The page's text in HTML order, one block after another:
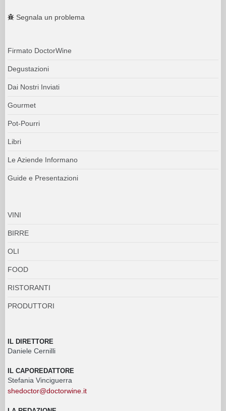
Segnala un problema
Firmato DoctorWine
Degustazioni
Dai Nostri Inviati
Gourmet
Pot-Pourri
Libri
Le Aziende Informano
Guide e Presentazioni
VINI
BIRRE
OLI
FOOD
RISTORANTI
PRODUTTORI
IL DIRETTORE
Daniele Cernilli
IL CAPOREDATTORE
Stefania Vinciguerra
shedoctor@doctorwine.it